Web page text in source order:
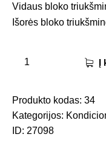
Vidaus bloko
Išorės bloko
Į
Produkto kodas: 34
Kategorijos:
ID: 27098